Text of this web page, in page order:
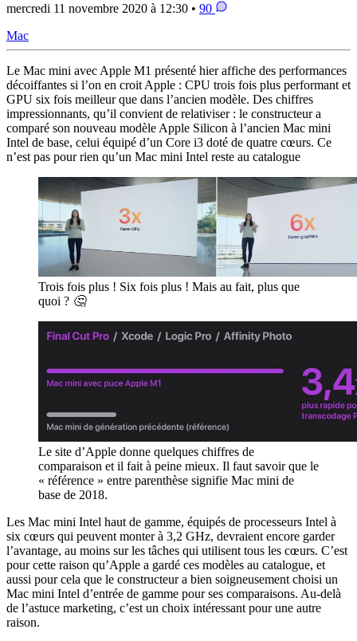
mercredi 11 novembre 2020 à 12:30 • 90
Mac
Le Mac mini avec Apple M1 présenté hier affiche des performances
décoiffantes si l’on en croit Apple : CPU trois fois plus performant et
GPU six fois meilleur que dans l’ancien modèle. Des chiffres
impressionnants, qu’il convient de relativiser : le constructeur a
comparé son nouveau modèle Apple Silicon à l’ancien Mac mini
Intel de base, celui équipé d’un Core i3 doté de quatre cœurs. Ce
n’est pas pour rien qu’un Mac mini Intel reste au catalogue
Trois fois plus ! Six fois plus ! Mais au fait, plus que
quoi ? 🤔
Le site d’Apple donne quelques chiffres de
comparaison et il fait à peine mieux. Il faut savoir que le
« référence » entre parenthèse signifie Mac mini de
base de 2018.
Les Mac mini Intel haut de gamme, équipés de processeurs Intel à
six cœurs qui peuvent monter à 3,2 GHz, devraient encore garder
l’avantage, au moins sur les tâches qui utilisent tous les cœurs. C’est
pour cette raison qu’Apple a gardé ces modèles au catalogue, et
aussi pour cela que le constructeur a bien soigneusement choisi un
Mac mini Intel d’entrée de gamme pour ses comparaisons. Au-delà
de l’astuce marketing, c’est un choix intéressant pour une autre
raison.